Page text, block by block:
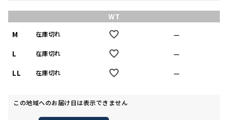
WT
M
在庫切れ
—
L
在庫切れ
—
LL
在庫切れ —
この地域へのお届け日は表示できません